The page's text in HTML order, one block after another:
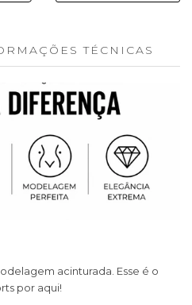
TÉCNICAS
acinturada. Esse é o
por aqui!